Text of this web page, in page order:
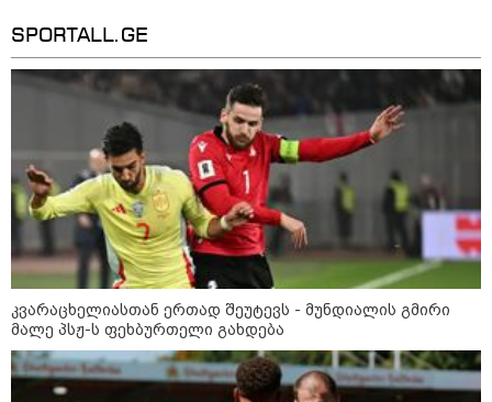
"ბულგარეთის საჰაერო
სივრცეში დრონი აფეთქდა" -
ბულგარეთის პრემიერ-მინისტრი
17:13 / 08-08-2026
"დასავლეთმა საქართველო
ჩვენ წინააღმდეგ
გეოპოლიტიკური ბრძოლის
უგუნურ იარაღად გამოიყენა" -
დიმიტრი მედვედევი
23:40 / 07-08-2026
SPORTALL.GE
კვარაცხელიასთან ერთად შეუტევს - მუნდიალის გმირი
მალე პსჟ-ს ფეხბურთელი გახდება